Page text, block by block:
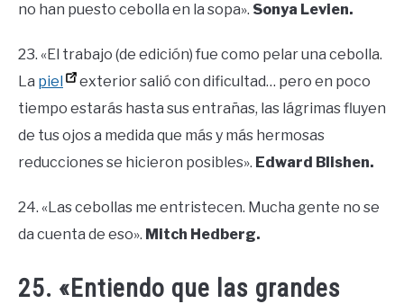
no han puesto cebolla en la sopa». Sonya Levien.
23. «El trabajo (de edición) fue como pelar una cebolla.
La piel
exterior salió con dificultad… pero en poco
tiempo estarás hasta sus entrañas, las lágrimas fluyen
de tus ojos a medida que más y más hermosas
reducciones se hicieron posibles». Edward Blishen.
24. «Las cebollas me entristecen. Mucha gente no se
da cuenta de eso». Mitch Hedberg.
25. «Entiendo que las grandes